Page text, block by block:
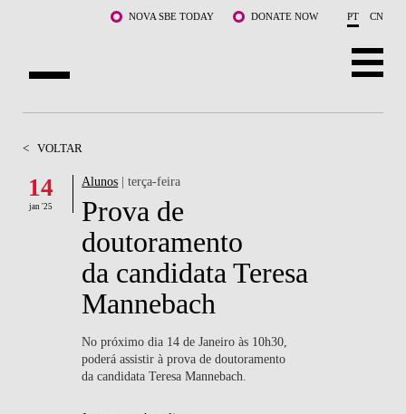
Saltar para o conteúdo principalNOVA SBE TODAY DONATE NOW PT CN
DOCENTES E INVESTIGAÇÃO
COMUNIDADE
< VOLTAR
14
jan '25
Alunos | terça-feira
Prova de
doutoramento
da candidata Teresa
Mannebach
No próximo dia 14 de Janeiro às 10h30,
poderá assistir à prova de doutoramento
da candidata Teresa Mannebach.